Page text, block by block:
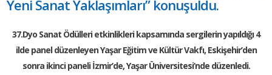
Yeni Sanat Yaklaşımları” konuşuldu.
37.Dyo Sanat Ödülleri etkinlikleri kapsamında sergilerin yapıldığı 4
ilde panel düzenleyen Yaşar Eğitim ve Kültür Vakfı, Eskişehir’den
sonra ikinci paneli İzmir’de, Yaşar Üniversitesi’nde düzenledi.